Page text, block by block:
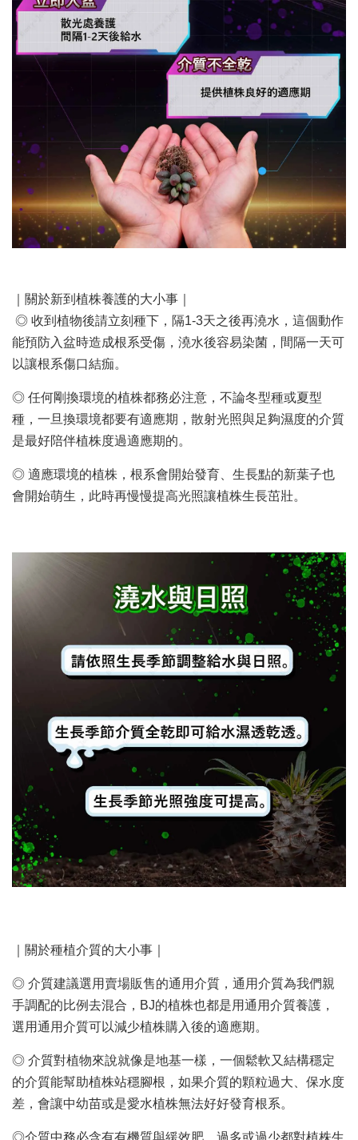
｜關於新到植株養護的大小事｜
◎ 收到植物後請立刻種下，隔1-3天之後再澆水，這個動作
能預防入盆時造成根系受傷，澆水後容易染菌，間隔一天可
以讓根系傷口結痂。
◎ 任何剛換環境的植株都務必注意，不論冬型種或夏型
種，一旦換環境都要有適應期，散射光照與足夠濕度的介質
是最好陪伴植株度過適應期的。
◎ 適應環境的植株，根系會開始發育、生長點的新葉子也
會開始萌生，此時再慢慢提高光照讓植株生長茁壯。
｜關於種植介質的大小事｜
◎ 介質建議選用賣場販售的通用介質，通用介質為我們親
手調配的比例去混合，BJ的植株也都是用通用介質養護，
選用通用介質可以減少植株購入後的適應期。
◎ 介質對植物來說就像是地基一樣，一個鬆軟又結構穩定
的介質能幫助植株站穩腳根，如果介質的顆粒過大、保水度
差，會讓中幼苗或是愛水植株無法好好發育根系。
◎介質中務必含有有機質與緩效肥，過多或過少都對植株生